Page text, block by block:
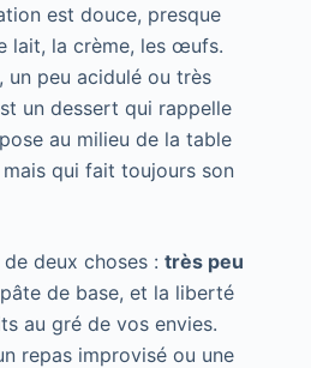
est douce, presque
lait, la crème, les œufs.
un peu acidulé ou très
un dessert qui rappelle
au milieu de la table
qui fait toujours son
deux choses : très peu
de base, et la liberté
au gré de vos envies.
repas improvisé ou une